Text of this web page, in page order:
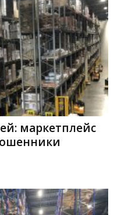
маркетплейс